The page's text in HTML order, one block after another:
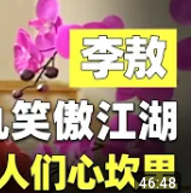
46:48